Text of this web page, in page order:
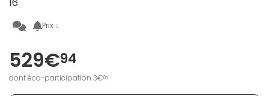
16
Prix ↓
529€94
dont éco-participation 3€05